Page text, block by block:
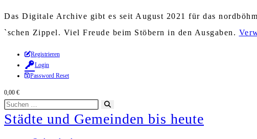
Das Digitale Archive gibt es seit August 2021 für das
`schen Zippel. Viel Freude beim Stöbern in den Ausgaben.
Zum
Inhalt
springen
Registrieren
Login
Password Reset
0,00 €
Diese
Website
durchsuchen
starten
Städte und Gemeinden bis heute